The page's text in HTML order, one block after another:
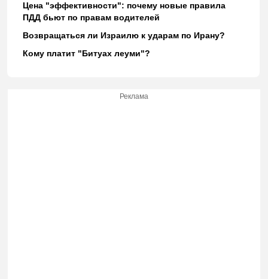
Цена "эффективности": почему новые правила
ПДД бьют по правам водителей
Возвращаться ли Израилю к ударам по Ирану?
Кому платит "Битуах леуми"?
Реклама